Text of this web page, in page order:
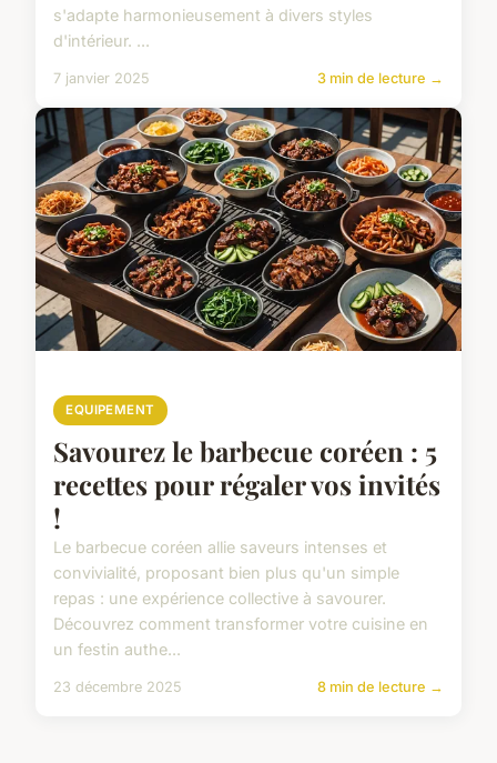
s'adapte harmonieusement à divers styles
d'intérieur. ...
7 janvier 2025 3 min de lecture →
EQUIPEMENT
Savourez le barbecue coréen : 5
recettes pour régaler vos invités
!
Le barbecue coréen allie saveurs intenses et
convivialité, proposant bien plus qu'un simple
repas : une expérience collective à savourer.
Découvrez comment transformer votre cuisine en
un festin authe...
23 décembre 2025 8 min de lecture →